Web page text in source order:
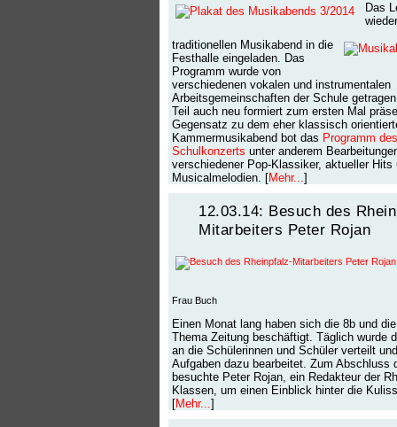
Das
traditionellen Musikabend in die
Festhalle eingeladen. Das
Programm wurde von
verschiedenen vokalen und instrumentalen
Arbeitsgemeinschaften der Schule
Teil auch neu formiert zum ersten Mal
Gegensatz zu dem eher klassisch
Kammermusikabend bot das Programm des
Schulkonzerts unter anderem
verschiedener Pop-Klassiker, aktueller Hits
Musicalmelodien. [Mehr...]
12.03.14: Besuch des
Mitarbeiters Peter Rojan
Frau Buch
Einen Monat lang haben sich die 8b und
Thema Zeitung beschäftigt. Täglich wurde
an die Schülerinnen und Schüler verteilt
Aufgaben dazu bearbeitet. Zum Abschluss
besuchte Peter Rojan, ein Redakteur der
Klassen, um einen Einblick hinter die
[Mehr...]